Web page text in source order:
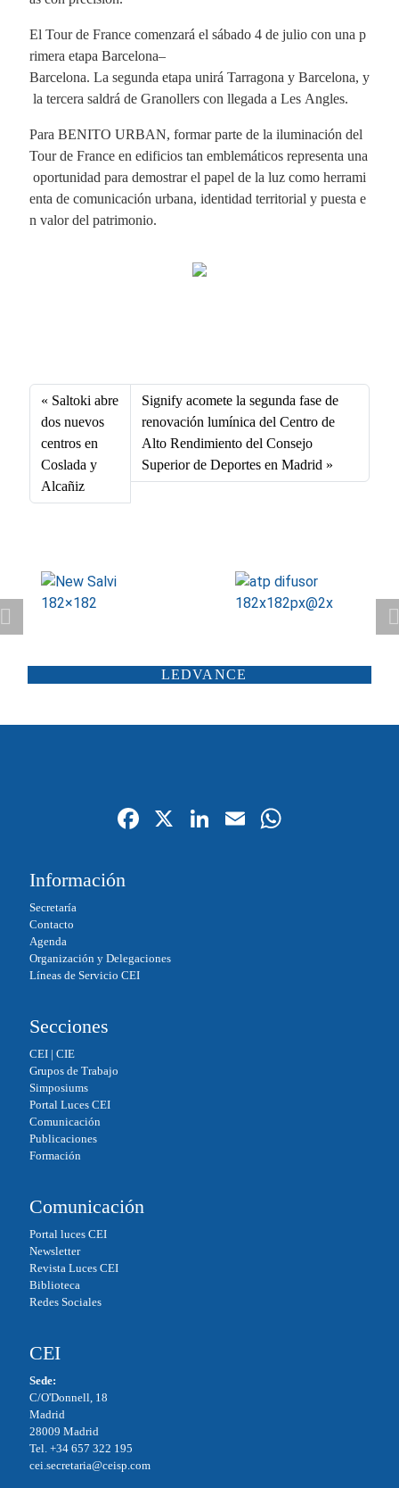
El Tour de France comenzará el sábado 4 de julio con una p
rimera etapa Barcelona–
Barcelona. La segunda etapa unirá Tarragona y Barcelona, y
la tercera saldrá de Granollers con llegada a Les Angles.
Para BENITO URBAN, formar parte de la iluminación del
Tour de France en edificios tan emblemáticos representa una
oportunidad para demostrar el papel de la luz como herrami
enta de comunicación urbana, identidad territorial y puesta e
n valor del patrimonio.
bo
ok
ed
In
ail ts
A
pp
Saltoki abre
dos nuevos
centros en
Coslada y
Alcañiz
Signify acomete la segunda fase de
renovación lumínica del Centro de
Alto Rendimiento del Consejo
Superior de Deportes en Madrid
SALVI
ATP ILUMINACIÓN
CARANDINI
SCHRÉDER
SALTOKI
ILUMINIA
LEDVANCE
Fa
X
Li
E
Información
Secretaría
Contacto
Agenda
Organización y Delegaciones
Líneas de Servicio CEI
Secciones
CEI| CIE
Grupos de Trabajo
Simposiums
Portal Luces CEI
Comunicación
Publicaciones
Formación
Comunicación
Portal luces CEI
Newsletter
Revista Luces CEI
Biblioteca
Redes Sociales
CEI
Sede:
C/O'Donnell, 18
Madrid
28009 Madrid
Tel. +34 657 322 195
cei.secretaria@ceisp.com